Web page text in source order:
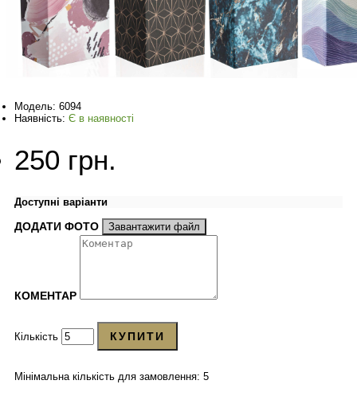
Модель: 6094
Наявність: Є в наявності
250 грн.
Доступні варіанти
ДОДАТИ ФОТО Завантажити файл
КОМЕНТАР
Кількість КУПИТИ
Мінімальна кількість для замовлення: 5